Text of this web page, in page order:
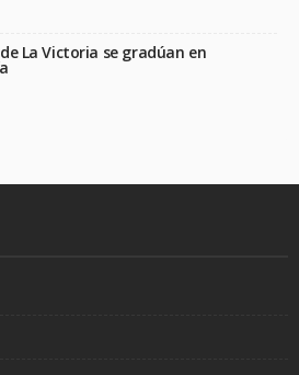
La Victoria se gradúan en